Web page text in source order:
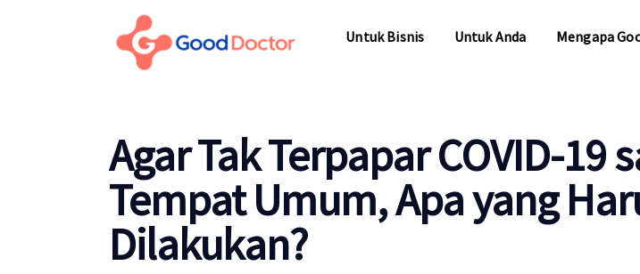
Untuk Bisnis Untuk Anda Mengapa
Agar Tak Terpapar COVID-19
Tempat Umum, Apa yang
Dilakukan?